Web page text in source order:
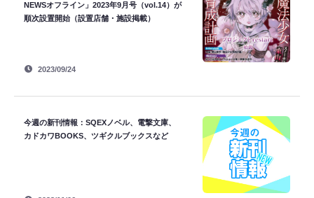
NEWSオフライン」2023年9月号（vol.14）が
順次設置開始（設置店舗・施設掲載）
2023/09/24
今週の新刊情報：SQEXノベル、電撃文庫、
カドカワBOOKS、ツギクルブックスなど